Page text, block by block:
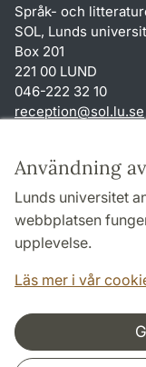
Användning
Lunds universitet
webbplatsen
upplevelse.
Läs mer i vår
Språk- och
SOL, Lunds
Box 201
221 00 LUND
046-222 32 10
reception@sol.lu.se
Genvägar
Om webbplatsen
Behandling av